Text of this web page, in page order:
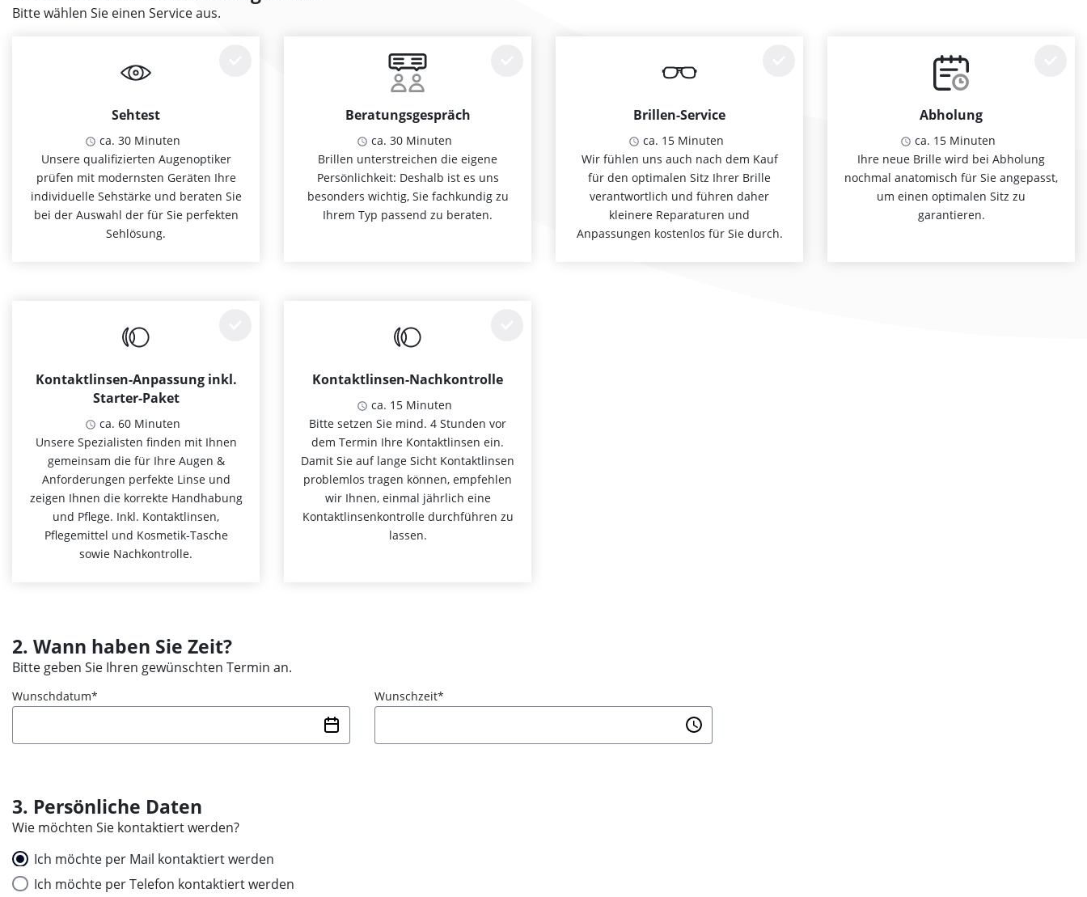
Bitte wählen Sie einen Service aus.
Sehtest
ca. 30 Minuten
Unsere qualifizierten Augenoptiker
prüfen mit modernsten Geräten Ihre
individuelle Sehstärke und beraten Sie
bei der Auswahl der für Sie perfekten
Sehlösung.
Beratungsgespräch
ca. 30 Minuten
Brillen unterstreichen die eigene
Persönlichkeit: Deshalb ist es uns
besonders wichtig, Sie fachkundig zu
Ihrem Typ passend zu beraten.
Brillen-Service
ca. 15 Minuten
Wir fühlen uns auch nach dem Kauf
für den optimalen Sitz Ihrer Brille
verantwortlich und führen daher
kleinere Reparaturen und
Anpassungen kostenlos für Sie durch.
Abholung
ca. 15 Minuten
Ihre neue Brille wird bei Abholung
nochmal anatomisch für Sie angepasst,
um einen optimalen Sitz zu
garantieren.
Kontaktlinsen-Anpassung inkl.
Starter-Paket
ca. 60 Minuten
Unsere Spezialisten finden mit Ihnen
gemeinsam die für Ihre Augen &
Anforderungen perfekte Linse und
zeigen Ihnen die korrekte Handhabung
und Pflege. Inkl. Kontaktlinsen,
Pflegemittel und Kosmetik-Tasche
sowie Nachkontrolle.
Kontaktlinsen-Nachkontrolle
ca. 15 Minuten
Bitte setzen Sie mind. 4 Stunden vor
dem Termin Ihre Kontaktlinsen ein.
Damit Sie auf lange Sicht Kontaktlinsen
problemlos tragen können, empfehlen
wir Ihnen, einmal jährlich eine
Kontaktlinsenkontrolle durchführen zu
lassen.
2. Wann haben Sie Zeit?
Bitte geben Sie Ihren gewünschten Termin an.
Wunschdatum Wunschzeit
3. Persönliche Daten
Wie möchten Sie kontaktiert werden?
Ich möchte per Mail kontaktiert werden
Ich möchte per Telefon kontaktiert werden